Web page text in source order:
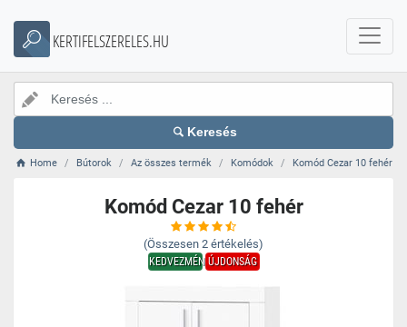
KERTIFELSZERELES.HU
Keresés
Home Bútorok Az összes termék Komódok Komód Cezar 10 fehér
Komód Cezar 10 fehér
(Összesen 2 értékelés)
KEDVEZMÉNYÚJDONSÁG